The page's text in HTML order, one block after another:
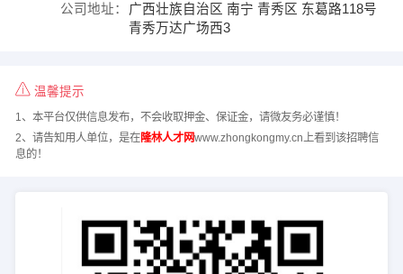
公司地址：
广西壮族自治区 南宁 青秀区 东葛路118号
青秀万达广场西3
温馨提示
1、本平台仅供信息发布，不会收取押金、保证金，请微友务必谨慎！
2、请告知用人单位，是在隆林人才网www.zhongkongmy.cn上看到该招聘信
息的！